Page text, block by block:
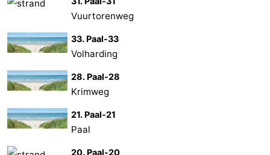
Adressen
Region
Watteninseln
Schiermonnikoog
-
Vuurtorenweg
33. Paal-33
Volharding
28. Paal-28
Krimweg
21. Paal-21
Paal
20. Paal-20